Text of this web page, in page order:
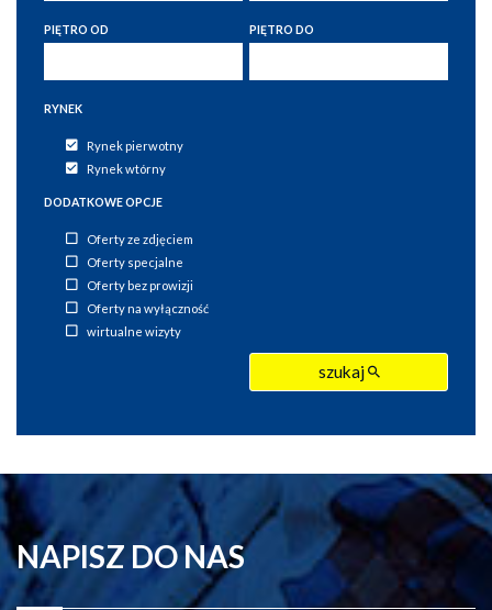
PIĘTRO OD PIĘTRO DO
RYNEK
Rynek pierwotny
Rynek wtórny
DODATKOWE OPCJE
Oferty ze zdjęciem
Oferty specjalne
Oferty bez prowizji
Oferty na wyłączność
wirtualne wizyty
szukaj
NAPISZ DO NAS